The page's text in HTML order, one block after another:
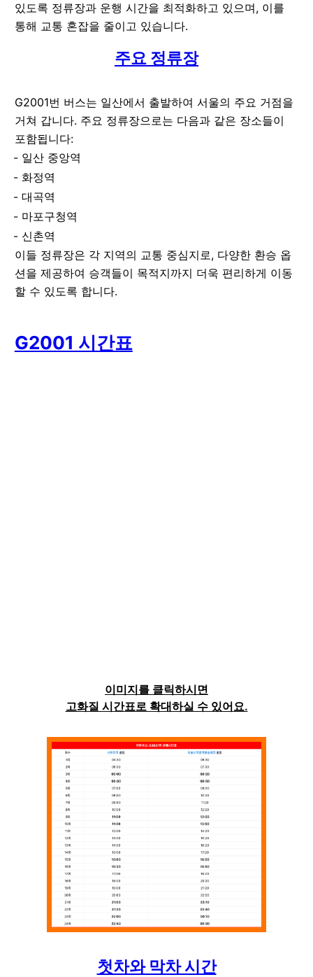
있도록 정류장과 운행 시간을 최적화하고 있으며, 이를
통해 교통 혼잡을 줄이고 있습니다.
주요 정류장
G2001번 버스는 일산에서 출발하여 서울의 주요 거점을
거쳐 갑니다. 주요 정류장으로는 다음과 같은 장소들이
포함됩니다:
일산 중앙역
화정역
대곡역
마포구청역
신촌역
이들 정류장은 각 지역의 교통 중심지로, 다양한 환승 옵
션을 제공하여 승객들이 목적지까지 더욱 편리하게 이동
할 수 있도록 합니다.
G2001 시간표
이미지를 클릭하시면
고화질 시간표로 확대하실 수 있어요.
첫차와 막차 시간